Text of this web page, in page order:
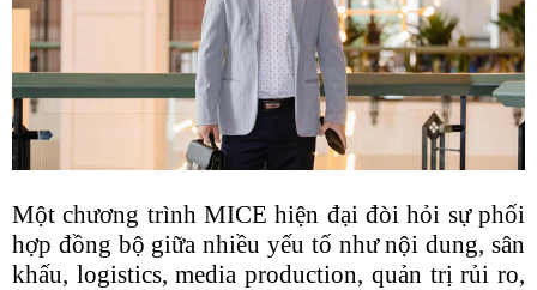
Một chương trình MICE hiện đại đòi hỏi sự phối
hợp đồng bộ giữa nhiều yếu tố như nội dung, sân
khấu, logistics, media production, quản trị rủi ro,